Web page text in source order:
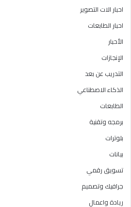
احبار الات التصوير
احبار الطابعات
الأحبار
الإنجازات
التدريب عن بعد
الذكاء الاصطناعي
الطابعات
برمجه وتقنية
بلوترات
بيانات
تسويق رقمي
جرافيك وتصميم
ريادة واعمال